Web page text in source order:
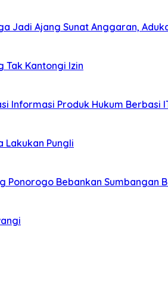
Jadi Ajang Sunat Anggaran,
Tak Kantongi Izin
Informasi Produk Hukum Berbasi
Lakukan Pungli
Ponorogo Bebankan Sumbangan